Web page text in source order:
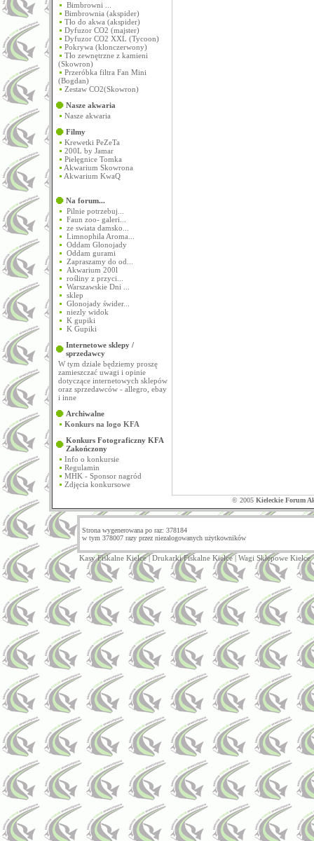
Bimbrowni ...
Bimbrownia (akspider)
Tło do akwa (akspider)
Dyfuzor CO2 (majster)
Dyfuzor CO2 XXL (Tycoon)
Pokrywa (klonczerwony)
Tło zewnętrzne z kamieni
(Skowron)
Przeróbka filtra Fan Mini
(Bogdan)
Zestaw CO2(Skowron)
Nasze akwaria
Nasze akwaria
Filmy
Krewetki PeZeTa
200L by Jamar
Pielęgnice Tomka
Akwarium Skowrona
Akwarium KwaQ
Na forum...
Pilnie potrzebuj...
Faun zoo- galeri...
ze swiata damsko...
Limnophila Aroma...
Oddam Glonojady
Oddam gurami
Zapraszamy do od...
Akwarium 200l
rośliny z przyci...
Warszawskie Dni ...
sklep
Glonojady świder...
niezly widok
K gupiki
K Gupiki
Internetowe sklepy /
sprzedawcy
W tym dziale będziemy proszę
zamieszczać uwagi i opinie
dotyczące internetowych sklepów
oraz sprzedawców - allegro, ebay
i inne
Archiwalne
Konkurs na logo KFA
Konkurs Fotograficzny KFA
Zakończony
Info o konkursie
Regulamin
MHK - Sponsor nagród
Zdjęcia konkursowe
© 2005 Kieleckie Forum
Strona wygenerowana po raz: 378184
w tym 378007 razy przez niezalogowanych użytkowników
Kasy Fiskalne Kielce|Drukarki Fiskalne Kielce| Wagi Sklepowe Kielce